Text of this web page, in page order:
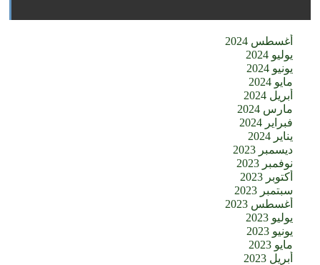
أغسطس 2024
يوليو 2024
يونيو 2024
مايو 2024
أبريل 2024
مارس 2024
فبراير 2024
يناير 2024
ديسمبر 2023
نوفمبر 2023
أكتوبر 2023
سبتمبر 2023
أغسطس 2023
يوليو 2023
يونيو 2023
مايو 2023
أبريل 2023